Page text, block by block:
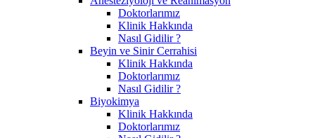
Doktorlarımız
Klinik Hakkında
Nasıl Gidilir ?
Beyin ve Sinir Cerrahisi
Klinik Hakkında
Doktorlarımız
Nasıl Gidilir ?
Biyokimya
Klinik Hakkında
Doktorlarımız